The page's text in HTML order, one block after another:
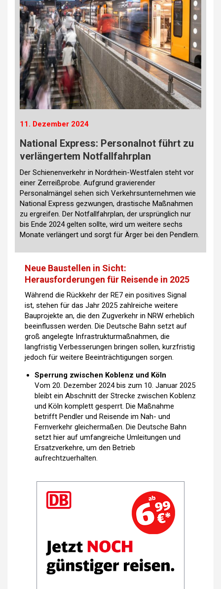
11. Dezember 2024
National Express: Personalnot führt zu
verlängertem Notfallfahrplan
Der Schienenverkehr in Nordrhein-Westfalen steht vor
einer Zerreißprobe. Aufgrund gravierender
Personalmängel sehen sich Verkehrsunternehmen wie
National Express gezwungen, drastische Maßnahmen
zu ergreifen. Der Notfallfahrplan, der ursprünglich nur
bis Ende 2024 gelten sollte, wird um weitere sechs
Monate verlängert und sorgt für Ärger bei den Pendlern.
Neue Baustellen in Sicht:
Herausforderungen für Reisende in 2025
Während die Rückkehr der RE7 ein positives Signal
ist, stehen für das Jahr 2025 zahlreiche weitere
Bauprojekte an, die den Zugverkehr in NRW erheblich
beeinflussen werden. Die Deutsche Bahn setzt auf
groß angelegte Infrastrukturmaßnahmen, die
langfristig Verbesserungen bringen sollen, kurzfristig
jedoch für weitere Beeinträchtigungen sorgen.
Sperrung zwischen Koblenz und Köln
Vom 20. Dezember 2024 bis zum 10. Januar 2025
bleibt ein Abschnitt der Strecke zwischen Koblenz
und Köln komplett gesperrt. Die Maßnahme
betrifft Pendler und Reisende im Nah- und
Fernverkehr gleichermaßen. Die Deutsche Bahn
setzt hier auf umfangreiche Umleitungen und
Ersatzverkehre, um den Betrieb
aufrechtzuerhalten.